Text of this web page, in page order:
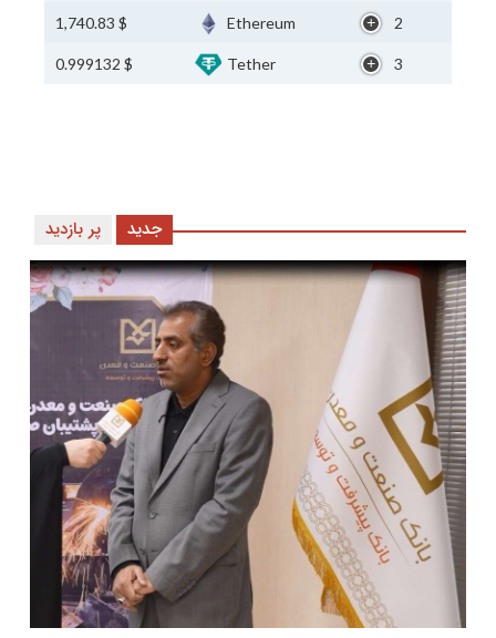
2
Ethereum
$ 1,740.83
3
Tether
$ 0.999132
پر بازدید جدید